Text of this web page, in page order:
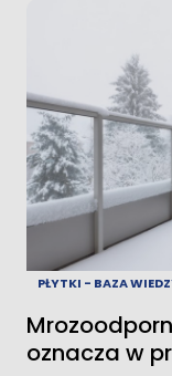
PŁYTKI - BAZA
oznacza w